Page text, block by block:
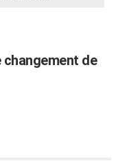
changement de